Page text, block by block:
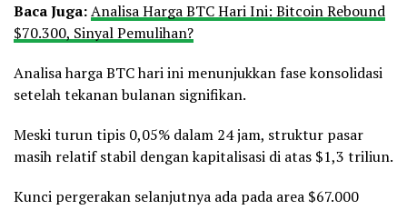
Baca Juga:Analisa Harga BTC Hari Ini: Bitcoin Rebound
$70.300, Sinyal Pemulihan?
Analisa harga BTC hari ini menunjukkan fase konsolidasi
setelah tekanan bulanan signifikan.
Meski turun tipis 0,05% dalam 24 jam, struktur pasar
masih relatif stabil dengan kapitalisasi di atas $1,3 triliun.
Kunci pergerakan selanjutnya ada pada area $67.000